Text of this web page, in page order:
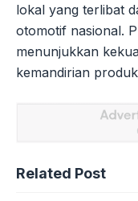
lokal yang terlibat
otomotif nasional.
menunjukkan
kemandirian
Related Post